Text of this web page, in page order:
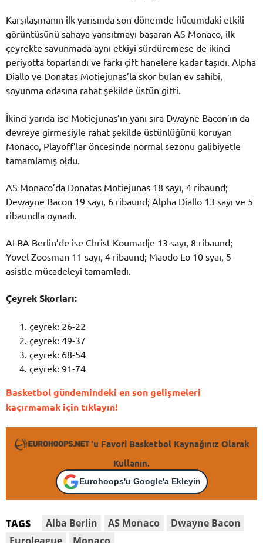
Karşılaşmanın ilk yarısında son dönemde hücumdaki etkili
görüntüsünü sahaya yansıtmayı başaran AS Monaco, ilk
çeyrekte savunmada aynı etkiyi sürdüremese de ikinci
periyotta toparlandı ve farkı çift hanelere kadar taşıdı. Alpha
Diallo ve Donatas Motiejunas’la skor bulan ev sahibi,
soyunma odasına rahat şekilde üstün gitti.
İkinci yarıda ise Motiejunas’ın yanı sıra Dwayne Bacon’ın da
devreye girmesiyle rahat şekilde üstünlüğünü koruyan
Monaco, Playoff’lar öncesinde normal sezonu galibiyetle
tamamlamış oldu.
AS Monaco’da Donatas Motiejunas 18 sayı, 4 ribaund;
Dewayne Bacon 19 sayı, 6 ribaund; Alpha Diallo 13 sayı ve 5
ribaundla oynadı.
ALBA Berlin’de ise Christ Koumadje 13 sayı, 8 ribaund;
Yovel Zoosman 11 sayı, 4 ribaund; Maodo Lo 10 syaı, 5
asistle mücadeleyi tamamladı.
Çeyrek Skorları:
çeyrek: 26-22
çeyrek: 49-37
çeyrek: 68-54
çeyrek: 91-74
Basketbol gündemindeki en son gelişmeleri
kaçırmamak için tıklayın!
'u Favori Basketbol Kaynağınız Olarak
Kullanın.
Eurohoops'u Google'a Ekleyin
TAGS Alba Berlin AS Monaco
Dwayne Bacon